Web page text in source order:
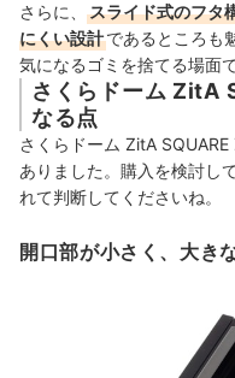
さらに、
スライド式のフタ
にくい設計であるところも
気になるゴミを捨てる場面
さくらドーム ZitA
なる点
さくらドーム ZitA
ありました。購入を検討し
れて判断してくださいね。
開口部が小さく、大き